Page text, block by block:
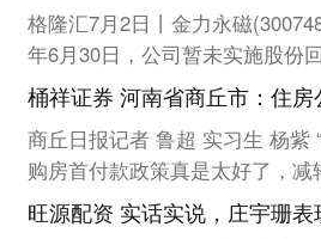
格隆汇7月2日丨金力永磁
年6月30日，公司暂未实施股份
商丘日报记者 鲁超 实习生 杨紫
购房首付款政策真是太好了，减